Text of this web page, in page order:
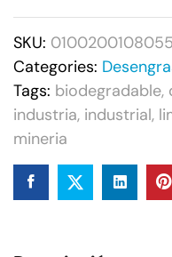
SKU: 0100200108055
Categories:
Tags: biodegradable,
industria, industrial,
mineria